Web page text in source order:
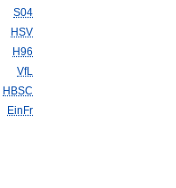
S04
HSV
H96
VfL
HBSC
EinFr